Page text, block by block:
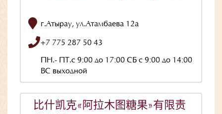
г.Атырау, ул.Атамбаева 12а
+7 775 287 50 43
ПН.- ПТ.с 9:00 до 17:00 СБ с 9:00 до 14:00
ВС выходной
比什凯克«阿拉木图糖果»有限责